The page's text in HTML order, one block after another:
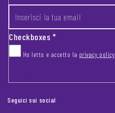
Checkboxes*
Ho letto e accetto la privacy policy
Seguici sui social